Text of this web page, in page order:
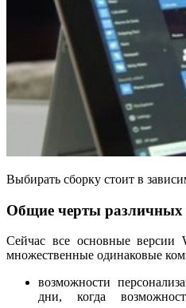
Выбирать сборку стоит в
Общие черты различных
Сейчас все основные версии
множественные одинаковые
возможности
дни, когда